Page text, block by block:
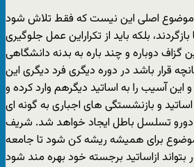
موضوع اصلی این نیست که فقط تلاش شود
بلکه باید از تکراراین عمل جلوگیری
گزاف دوباره و چند باره به بدنه دانشگاهی
قرار باشد در دوره دیگری فرد دیگری این
این آسیب را به اساتید دیگرهم وارد کرده و
و بازنشستگی های اجباری به گونه ای
دورو تسلسل باطل ایجاد خواهد شد. شریف
برای همیشه ریشه کن شود تا جامعه